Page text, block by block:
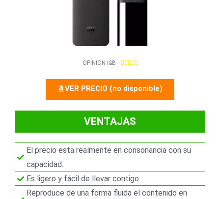
OPINION I&B 5
VER PRECIO (no disponible)
VENTAJAS
El precio esta realmente en consonancia con su
capacidad.
Es ligero y fácil de llevar contigo.
Reproduce de una forma fluida el contenido en